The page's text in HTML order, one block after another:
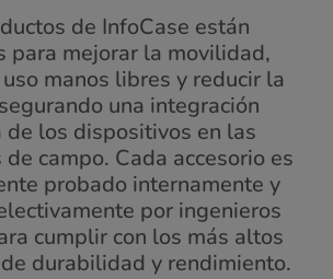
de InfoCase están
para mejorar la movilidad,
manos libres y reducir la
una integración
de los dispositivos en las
campo. Cada accesorio es
probado internamente y
por ingenieros
cumplir con los más altos
durabilidad y rendimiento.